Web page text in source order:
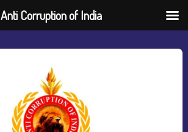
Anti Corruption of India